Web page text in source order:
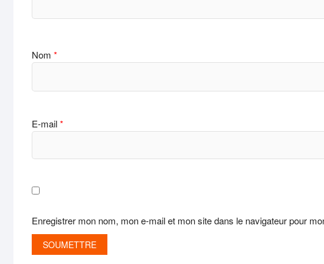
Nom *
E-mail*
Enregistrer mon nom, mon e-mail et mon site dans le navigateur pour